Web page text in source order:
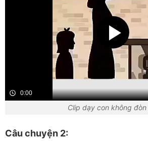
0:00
Clip dạy con không đòn
Câu chuyện 2: